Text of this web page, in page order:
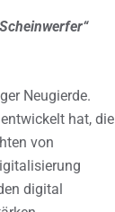
Neugierde.
hat, die
von
digital